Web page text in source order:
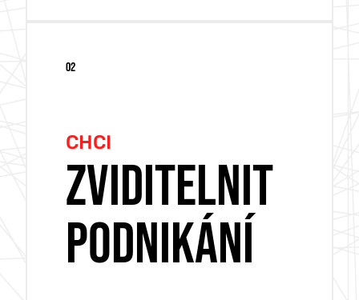
PROHLÉDNOUT REFERENCE
02
CHCI
ZVIDITELNIT
PODNIKÁNÍ